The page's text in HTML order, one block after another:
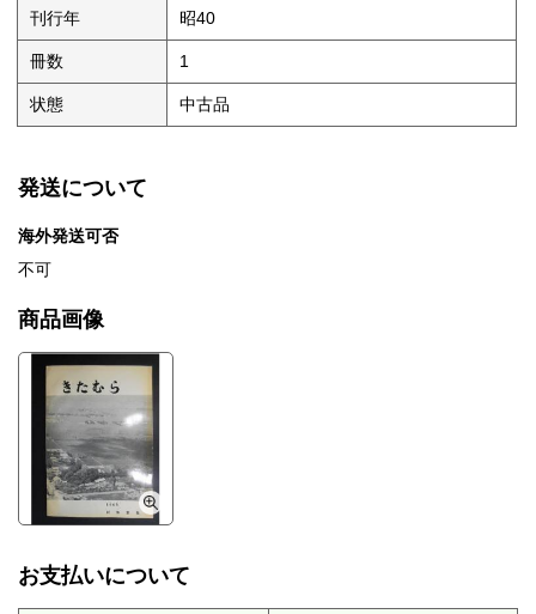
刊行年 昭40
冊数 1
状態 中古品
発送について
海外発送可否
不可
商品画像
お支払いについて